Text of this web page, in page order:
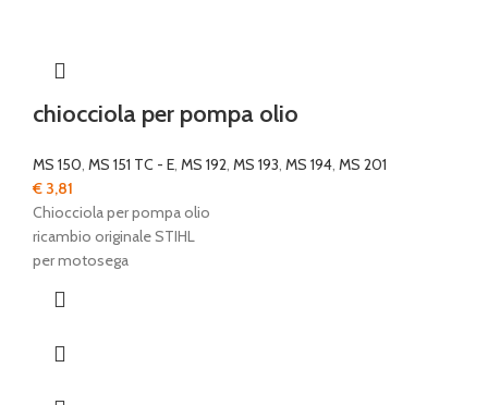
chiocciola per pompa olio
MS 150, MS 151 TC - E, MS 192, MS 193, MS 194, MS 201
€ 3,81
Chiocciola per pompa olio
ricambio originale STIHL
per motosega